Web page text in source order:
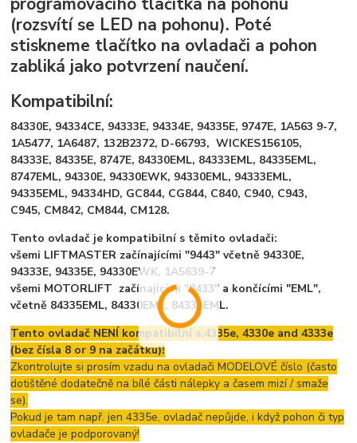
(rozsvítí se LED na pohonu). Poté
stiskneme tlačítko na ovladači a pohon
zabliká jako potvrzení naučení.
Kompatibilní:
84330E, 94334CE, 94333E, 94334E, 94335E, 9747E, 1A563 9-7,
1A5477, 1A6487, 132B2372, D-66793, WICKES156105,
84333E, 84335E, 8747E, 84330EML, 84333EML, 84335EML,
8747EML, 94330E, 94330EWK, 94330EML, 94333EML,
94335EML, 94334HD, GC844, CG844, C840, C940, C943,
C945, CM842, CM844, CM128.
Tento ovladač je kompatibilní s těmito ovladači:
všemi LIFTMASTER začínajícími "9443" včetně 94330E,
94333E, 94335E, 94330EWK, 1A5639-7
všemi MOTORLIFT začínajícími "8433" a končícími "EML",
včetně 84335EML, 84330EML, 84333EML.
Tento ovladač NENÍ kompatibilní s:4335e, 4330e and 4333e
(bez čísla 8 or 9 na začátku)!
Zkontrolujte si prosím vzadu na ovladači MODELOVÉ číslo (často
dotištěné dodatečně na bílé části nálepky a časem mizí / smaže
se).
Pokud je tam např. jen 4335e, ovladač nepůjde, i když pohon či typ
ovladače je podporovaný!